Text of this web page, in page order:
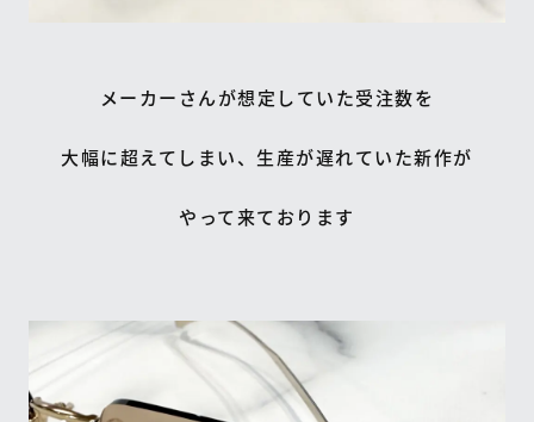
メーカーさんが想定していた受注数を
大幅に超えてしまい、生産が遅れていた新作が
やって来ております